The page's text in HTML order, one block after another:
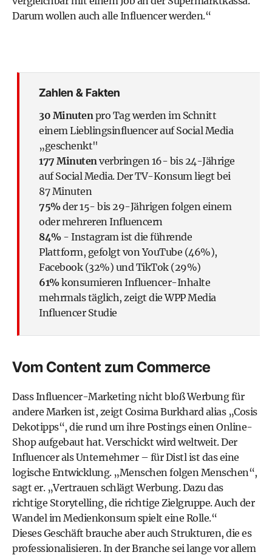
Darum wollen auch alle Influencer werden.“
Zahlen & Fakten
30 Minuten pro Tag werden im Schnitt
einem Lieblingsinfluencer auf Social Media
„geschenkt"
177 Minuten verbringen 16- bis 24-Jährige
auf Social Media. Der TV-Konsum liegt bei
87 Minuten
75%der 15- bis 29-Jährigen folgen einem
oder mehreren Influencern
84% - Instagram ist die führende
Plattform, gefolgt von YouTube (46%),
Facebook (32%) und TikTok (29%)
61%konsumieren Influencer-Inhalte
mehrmals täglich, zeigt die WPP Media
Influencer Studie
Vom Content zum Commerce
Dass Influencer-Marketing nicht bloß Werbung für
andere Marken ist, zeigt Cosima Burkhard alias „Cosis
Dekotipps“, die rund um ihre Postings einen Online-
Shop aufgebaut hat. Verschickt wird weltweit. Der
Influencer als Unternehmer – für Distl ist das eine
logische Entwicklung. „Menschen folgen Menschen“,
sagt er. „Vertrauen schlägt Werbung. Dazu das
richtige Storytelling, die richtige Zielgruppe. Auch der
Wandel im Medienkonsum spielt eine Rolle.“
Dieses Geschäft brauche aber auch Strukturen, die es
professionalisieren. In der Branche sei lange vor allem